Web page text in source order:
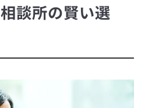
談所の賢い選